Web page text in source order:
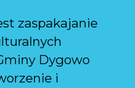
zaspakajanie
Dygowo
i